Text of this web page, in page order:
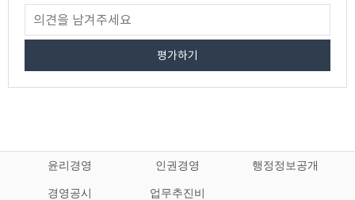
평가하기
윤리경영 인권경영 행정정보공개
경영공시 업무추진비